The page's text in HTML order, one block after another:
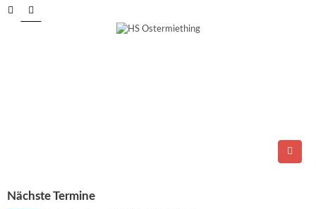
Nächste Termine